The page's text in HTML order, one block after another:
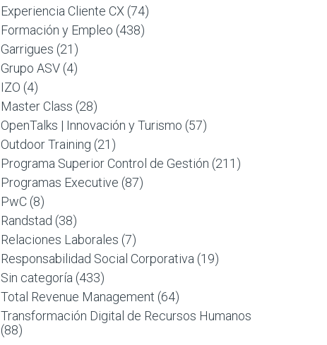
Experiencia Cliente CX (74)
Formación y Empleo (438)
Garrigues (21)
Grupo ASV (4)
IZO (4)
Master Class (28)
OpenTalks | Innovación y Turismo (57)
Outdoor Training (21)
Programa Superior Control de Gestión (211)
Programas Executive (87)
PwC (8)
Randstad (38)
Relaciones Laborales (7)
Responsabilidad Social Corporativa (19)
Sin categoría (433)
Total Revenue Management (64)
Transformación Digital de Recursos Humanos
(88)